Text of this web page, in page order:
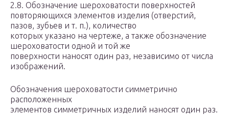
2.8. Обозначение шероховатости поверхностей
повторяющихся элементов изделия (отверстий,
пазов, зубьев и т. п.), количество
которых указано на чертеже, а также обозначение
шероховатости одной и той же
поверхности наносят один раз, независимо от числа
изображений.
Обозначения шероховатости симметрично
расположенных
элементов симметричных изделий наносят один раз.